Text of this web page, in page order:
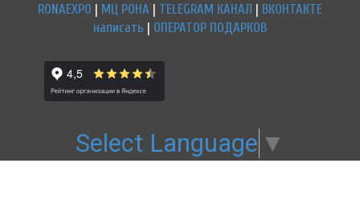
RONAEXPO | МЦ РОНА | TELEGRAM КАНАЛ | ВКОНТАКТЕ
написать | ОПЕРАТОР ПОДАРКОВ
Select Language ▼